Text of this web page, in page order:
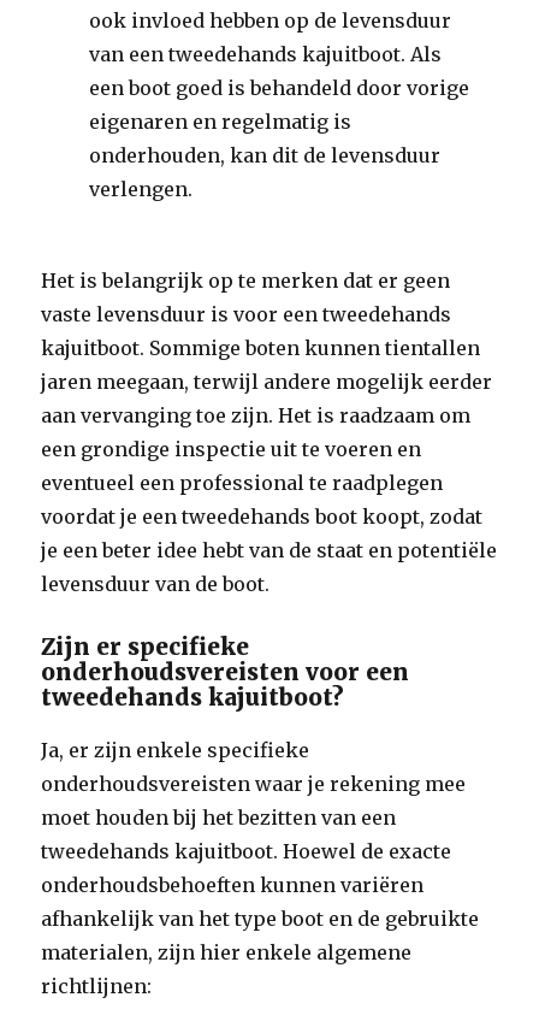
ook invloed hebben op de levensduur
van een tweedehands kajuitboot. Als
een boot goed is behandeld door vorige
eigenaren en regelmatig is
onderhouden, kan dit de levensduur
verlengen.
Het is belangrijk op te merken dat er geen
vaste levensduur is voor een tweedehands
kajuitboot. Sommige boten kunnen tientallen
jaren meegaan, terwijl andere mogelijk eerder
aan vervanging toe zijn. Het is raadzaam om
een grondige inspectie uit te voeren en
eventueel een professional te raadplegen
voordat je een tweedehands boot koopt, zodat
je een beter idee hebt van de staat en potentiële
levensduur van de boot.
Zijn er specifieke
onderhoudsvereisten voor een
tweedehands kajuitboot?
Ja, er zijn enkele specifieke
onderhoudsvereisten waar je rekening mee
moet houden bij het bezitten van een
tweedehands kajuitboot. Hoewel de exacte
onderhoudsbehoeften kunnen variëren
afhankelijk van het type boot en de gebruikte
materialen, zijn hier enkele algemene
richtlijnen: